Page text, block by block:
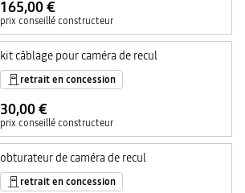
165,00 €
prix conseillé constructeur
kit câblage pour caméra de recul
retrait en concession
30,00 €
prix conseillé constructeur
obturateur de caméra de recul
retrait en concession